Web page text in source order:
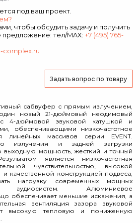
под ваш проект.
чтобы обсудить задачу и получить
тел/MAX: +7 (495) 765-
complex.ru
Задать вопрос по товару
сабвуфер с прямым излучением,
новый 21-дюймовый неодимовый
4-дюймовой звуковой катушкой и
обеспечивающими низкочастотное
линейных массивов серии EVENT.
излучения и задней загрузки
выходную мощность, жесткий и точный
является низкочастотная
чувствительностью, высокой
качественной конструкцией подвеса,
нагрузку современных мощных
аудиосистем. Алюминиевое
обеспечивает меньшие искажения, а
вентиляция зазора звуковой
высокую тепловую и пониженную